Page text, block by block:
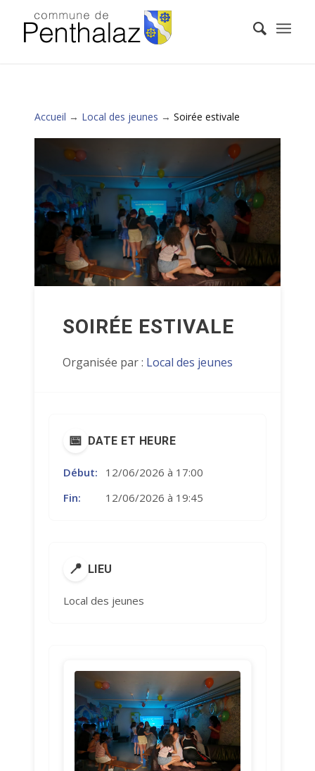
Accueil → Local des jeunes → Soirée estivale
SOIRÉE ESTIVALE
Organisée par : Local des jeunes
📅 DATE ET HEURE
Début:
12/06/2026 à 17:00
Fin:
12/06/2026 à 19:45
📍 LIEU
Local des jeunes